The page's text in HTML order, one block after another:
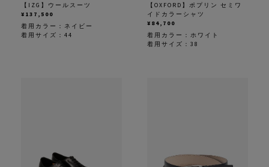
【IZG】ウールスーツ
¥137,500
着用カラー： ネイビー
着用サイズ：44
【OXFORD】ポプリン セミワ
イドカラーシャツ
¥84,700
着用カラー： ホワイト
着用サイズ：38